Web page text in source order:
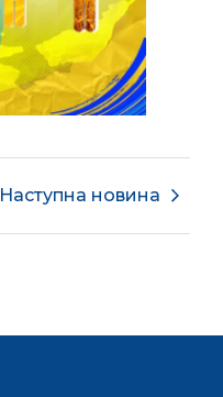
Наступна новина